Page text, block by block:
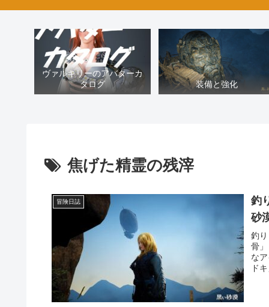
ヴァルキリーのアバターカ
タログ
装備と強化
焦げた精霊の残滓
冒険日誌
釣
砂
釣
骨
な
ド